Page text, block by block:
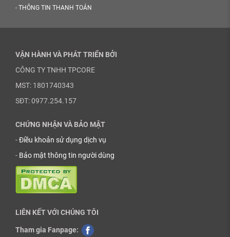
- THÔNG TIN THANH TOÁN
VẬN HÀNH VÀ PHÁT TRIỂN BỞI
CÔNG TY TNHH TPCORE
MST: 1801740343
SĐT: 0977.254.157
CHỨNG NHẬN VÀ BẢO MẬT
-Điều khoản sử dụng dịch vụ
- Bảo mật thông tin người dùng
LIÊN KẾT VỚI CHÚNG TÔI
Tham gia Fanpage: